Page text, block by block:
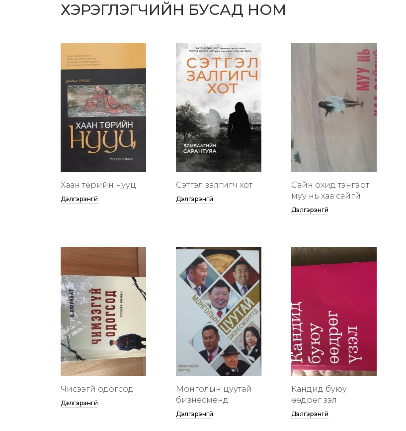
ХЭРЭГЛЭГЧИЙН БУСАД НОМ
Хаан төрийн нууц
Дэлгэрэнгүй
Сэтгэл залгигч хот
Дэлгэрэнгүй
Сайн охид тэнгэрт
муу нь хаа сайгүй
Дэлгэрэнгүй
Чисээгүй одогсод
Дэлгэрэнгүй
Монголын цуутай
бизнесменүүд
Дэлгэрэнгүй
Кандид буюу
өөдрөг үзэл
Дэлгэрэнгүй